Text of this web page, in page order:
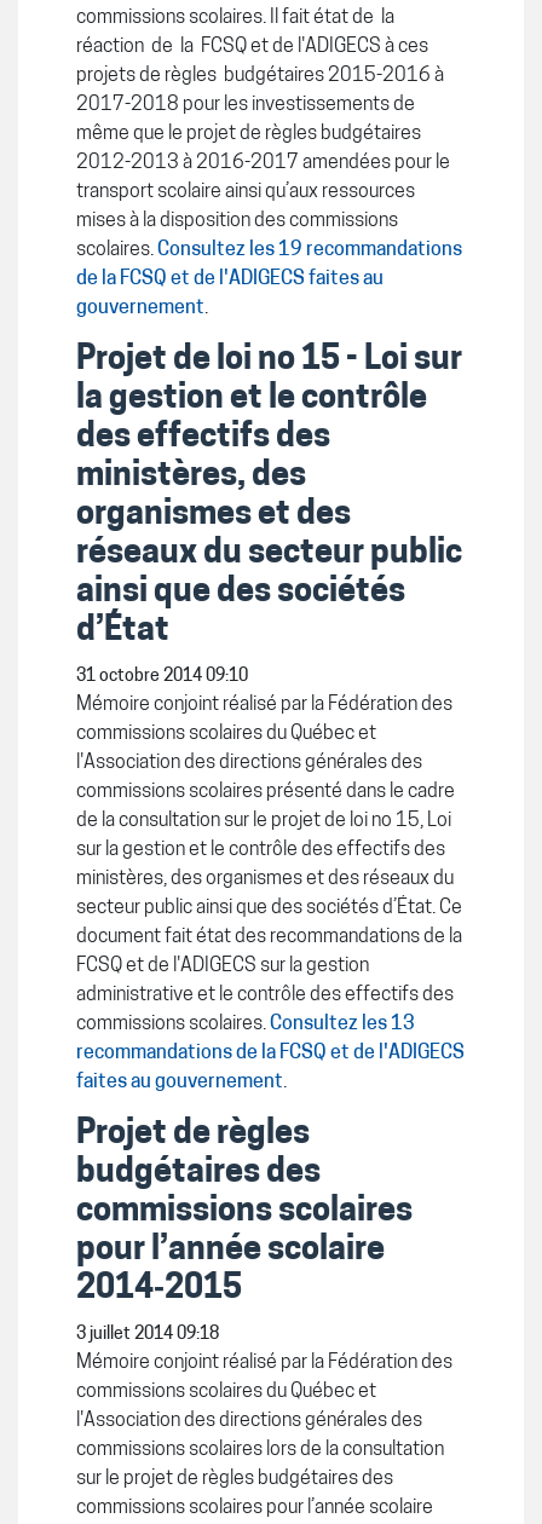
commissions scolaires. Il fait état de la
réaction de la FCSQ et de l'ADIGECS à ces
projets de règles budgétaires 2015-2016 à
2017-2018 pour les investissements de
même que le projet de règles budgétaires
2012-2013 à 2016-2017 amendées pour le
transport scolaire ainsi qu’aux ressources
mises à la disposition des commissions
scolaires.Consultez les 19 recommandations
de la FCSQ et de l'ADIGECS faites au
gouvernement.
Projet de loi no 15 - Loi sur
la gestion et le contrôle
des effectifs des
ministères, des
organismes et des
réseaux du secteur public
ainsi que des sociétés
d’État
31 octobre 2014 09:10
Mémoire conjoint réalisé par la Fédération des
commissions scolaires du Québec et
l'Association des directions générales des
commissions scolaires présenté dans le cadre
de la consultation sur le projet de loi no 15, Loi
sur la gestion et le contrôle des effectifs des
ministères, des organismes et des réseaux du
secteur public ainsi que des sociétés d’État. Ce
document fait état des recommandations de la
FCSQ et de l'ADIGECS sur la gestion
administrative et le contrôle des effectifs des
commissions scolaires.Consultez les 13
recommandations de la FCSQ et de l'ADIGECS
faites au gouvernement.
Projet de règles
budgétaires des
commissions scolaires
pour l’année scolaire
2014‐2015
3 juillet 2014 09:18
Mémoire conjoint réalisé par la Fédération des
commissions scolaires du Québec et
l'Association des directions générales des
commissions scolaires lors de la consultation
sur le projet de règles budgétaires des
commissions scolaires pour l’année scolaire